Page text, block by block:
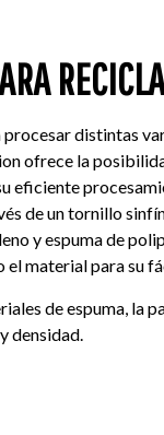
distintas
ofrece la
eficiente
de un tornillo
y espuma de
material para su
de espuma, la
densidad.